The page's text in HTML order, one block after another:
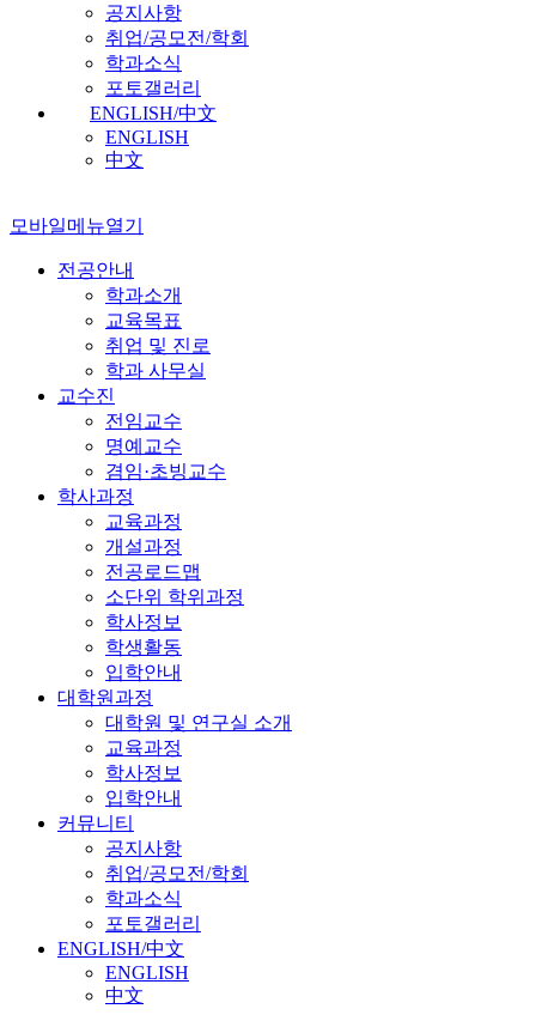
공지사항
취업/공모전/학회
학과소식
포토갤러리
ENGLISH/中文
ENGLISH
中文
모바일메뉴열기
전공안내
학과소개
교육목표
취업 및 진로
학과 사무실
교수진
전임교수
명예교수
겸임·초빙교수
학사과정
교육과정
개설과정
전공로드맵
소단위 학위과정
학사정보
학생활동
입학안내
대학원과정
대학원 및 연구실 소개
교육과정
학사정보
입학안내
커뮤니티
공지사항
취업/공모전/학회
학과소식
포토갤러리
ENGLISH/中文
ENGLISH
中文